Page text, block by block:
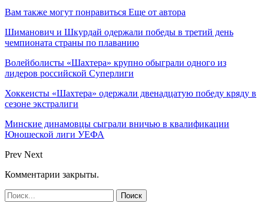
Вам также могут понравиться Еще от автора
Шиманович и Шкурдай одержали победы в третий день
чемпионата страны по плаванию
Волейболисты «Шахтера» крупно обыграли одного из
лидеров российской Суперлиги
Хоккеисты «Шахтера» одержали двенадцатую победу кряду в
сезоне экстралиги
Минские динамовцы сыграли вничью в квалификации
Юношеской лиги УЕФА
Prev Next
Комментарии закрыты.